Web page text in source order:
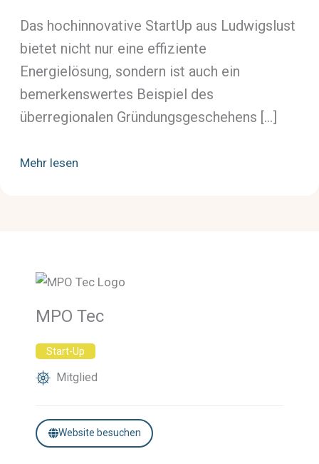
Das hochinnovative StartUp aus Ludwigslust
bietet nicht nur eine effiziente
Energielösung, sondern ist auch ein
bemerkenswertes Beispiel des
überregionalen Gründungsgeschehens […]
Mehr lesen
MPO Tec
Start-Up
Mitglied
Website besuchen